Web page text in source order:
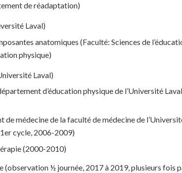
de réadaptation)
Laval)
anatomiques (Faculté: Sciences de
physique)
Laval)
d’éducation physique de l’Université Laval
de médecine de la faculté de médecine de
cycle, 2006-2009)
(2000-2010)
(observation ½ journée, 2017 à 2019, plusieurs fois